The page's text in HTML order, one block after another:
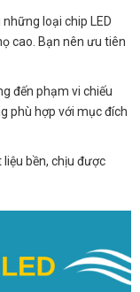
loại chip LED
cao. Bạn nên ưu tiên
đến phạm vi chiếu
phù hợp với mục đích
bền, chịu được